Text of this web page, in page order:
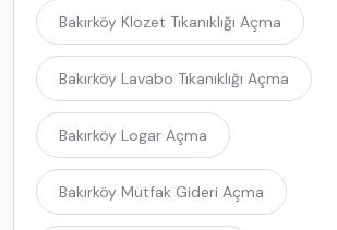
Bakırköy Klozet Tıkanıklığı Açma
Bakırköy Lavabo Tıkanıklığı Açma
Bakırköy Logar Açma
Bakırköy Mutfak Gideri Açma